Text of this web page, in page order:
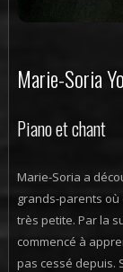
Marie-Soria
Piano et chant
Marie-Soria a
grands-parents
très petite. Par la
commencé à
pas cessé depuis.